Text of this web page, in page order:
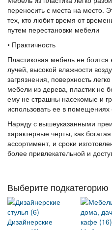
переносить с места на место.
тех, кто любит время от
путем перестановки мебели
• Практичность
Пластиковая мебель не
лучей, высокой влажности
загрязнения, поверхность
мебели из дерева, пластик не
ему не страшны насекомые и
использовать ее в
Наряду с вышеуказанными
характерные черты, как
ассортимент, и сроки
более привлекательной и
Выберите подкатегорию
Дизайнерские